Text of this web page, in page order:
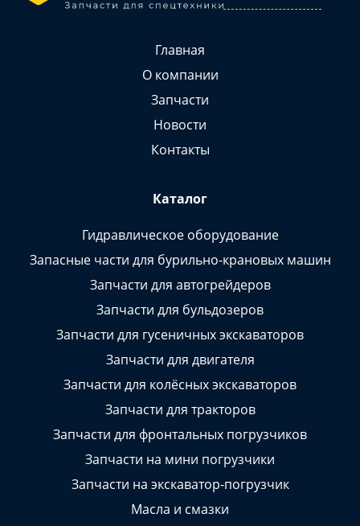
Главная
О компании
Запчасти
Новости
Контакты
Каталог
Гидравлическое оборудование
Запасные части для бурильно-крановых машин
Запчасти для автогрейдеров
Запчасти для бульдозеров
Запчасти для гусеничных экскаваторов
Запчасти для двигателя
Запчасти для колёсных экскаваторов
Запчасти для тракторов
Запчасти для фронтальных погрузчиков
Запчасти на мини погрузчики
Запчасти на экскаватор-погрузчик
Масла и смазки